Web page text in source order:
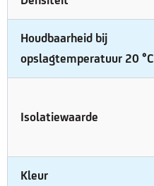
Houdbaarheid bij
opslagtemperatuur 20 °C
Isolatiewaarde
Kleur